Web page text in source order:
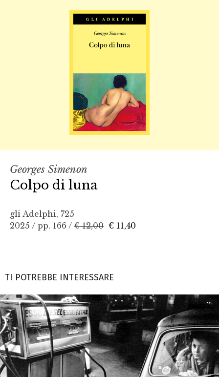
Georges Simenon
Colpo di luna
gli Adelphi, 725
2025 / pp. 166 / € 12,00 € 11,40
TI POTREBBE INTERESSARE